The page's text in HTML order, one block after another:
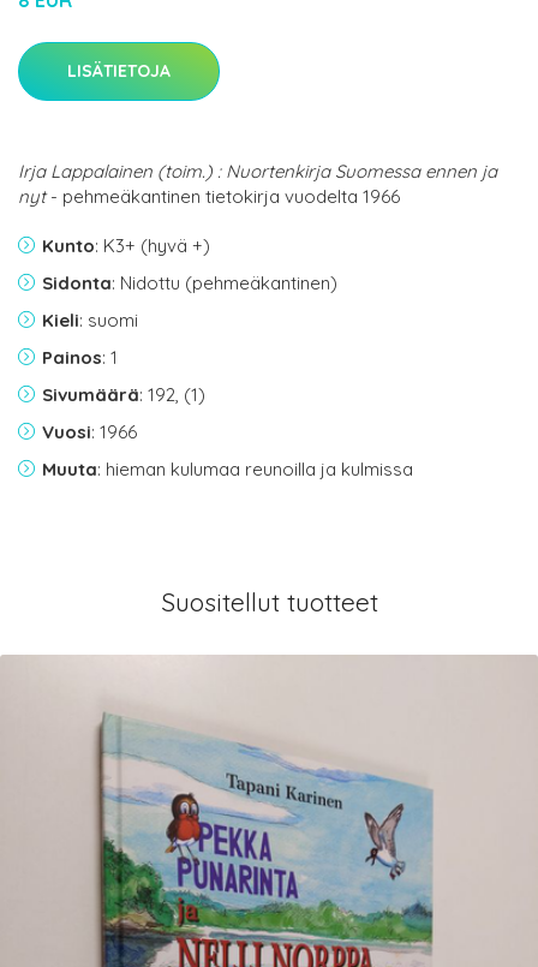
LISÄTIETOJA
Irja Lappalainen (toim.) : Nuortenkirja Suomessa ennen ja
nyt- pehmeäkantinen tietokirja vuodelta 1966
Kunto: K3+ (hyvä +)
Sidonta: Nidottu (pehmeäkantinen)
Kieli: suomi
Painos: 1
Sivumäärä: 192, (1)
Vuosi: 1966
Muuta: hieman kulumaa reunoilla ja kulmissa
Suositellut tuotteet